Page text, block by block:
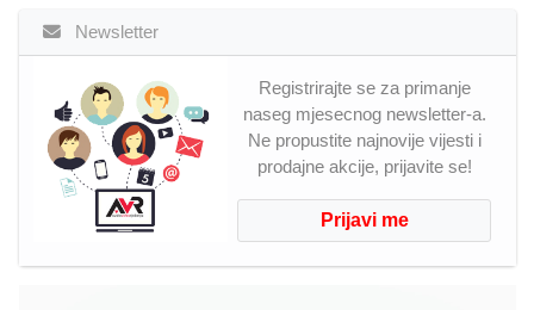
Newsletter
Registrirajte se za primanje
naseg mjesecnog newsletter-a.
Ne propustite najnovije vijesti i
prodajne akcije, prijavite se!
Prijavi me